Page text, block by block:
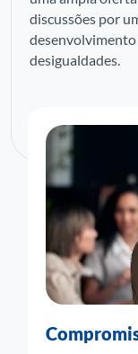
discussões por
desenvolvimento
desigualdades.